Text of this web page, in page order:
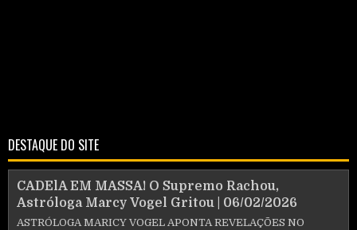
DESTAQUE DO SITE
CADElA EM MASSA! O Supremo Rachou,
Astróloga Marcy Vogel Gritou | 06/02/2026
ASTRÓLOGA MARICY VOGEL APONTA REVELAÇÕES NO